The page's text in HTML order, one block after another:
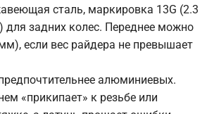
сталь, маркировка 13G (2.3
задних колес. Переднее можно
если вес райдера не превышает
алюминиевых.
«прикипает» к резьбе или